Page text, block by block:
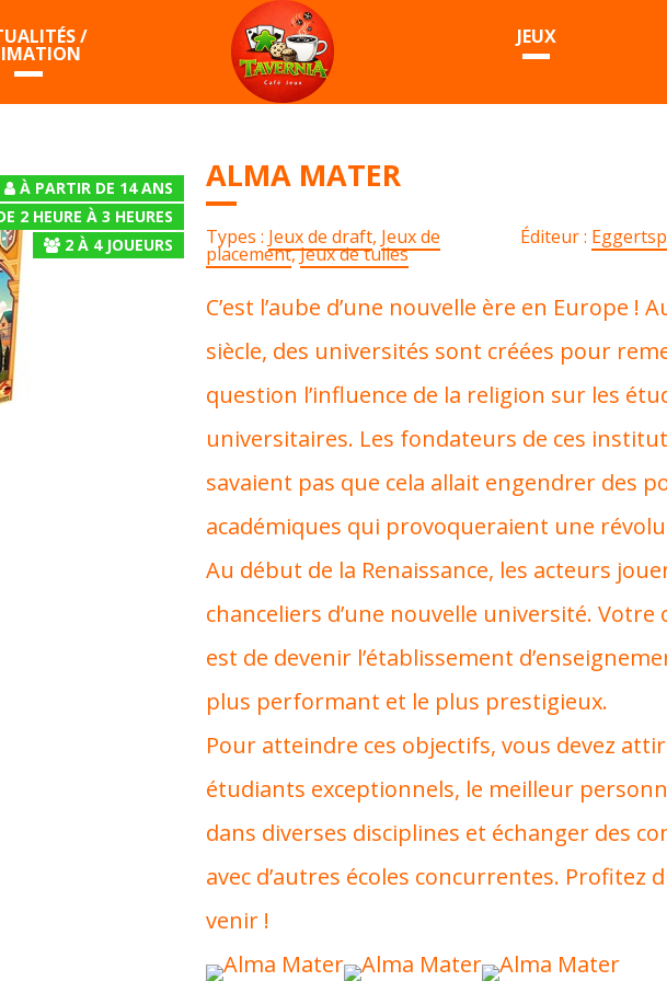
/ JEUX
À PARTIR DE 14 ANS
2 HEURE À 3 HEURES
2À 4JOUEURS
ALMA MATER
Types : Jeux de draft, Jeux de
placement,Jeux de tuiles
Éditeur :
C’est l’aube d’une nouvelle ère en Europe !
siècle, des universités sont créées pour
question l’influence de la religion sur les
universitaires. Les fondateurs de ces
savaient pas que cela allait engendrer des
académiques qui provoqueraient une
Au début de la Renaissance, les acteurs
chanceliers d’une nouvelle université.
est de devenir l’établissement
plus performant et le plus prestigieux.
Pour atteindre ces objectifs, vous devez
étudiants exceptionnels, le meilleur
dans diverses disciplines et échanger des
avec d’autres écoles concurrentes. Profitez
venir !